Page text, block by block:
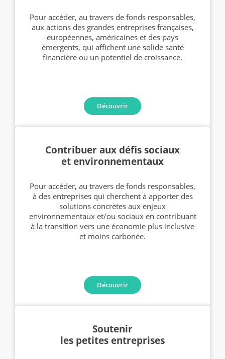
Pour accéder, au travers de fonds responsables,
aux actions des grandes entreprises françaises,
européennes, américaines et des pays
émergents, qui affichent une solide santé
financière ou un potentiel de croissance.
Découvrir
Contribuer aux défis sociaux
et environnementaux
Pour accéder, au travers de fonds responsables,
à des entreprises qui cherchent à apporter des
solutions concrètes aux enjeux
environnementaux et/ou sociaux en contribuant
à la transition vers une économie plus inclusive
et moins carbonée.
Découvrir
Soutenir
les petites entreprises